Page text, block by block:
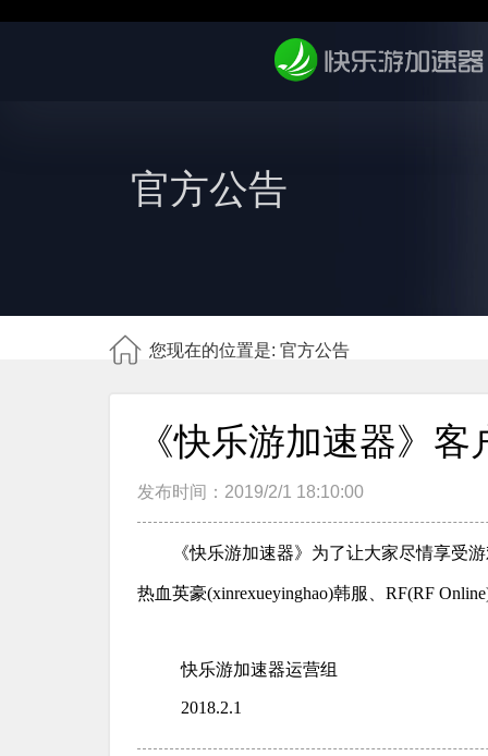
官方公告
您现在的位置是: 官方公告
《快乐游加速器》
发布时间：2019/2/1 18:10:00
《快乐游加速器》为了让大家尽情享受
热血英豪(xinrexueyinghao)韩服、RF(RF
快乐游加速器运营组
2018.2.1